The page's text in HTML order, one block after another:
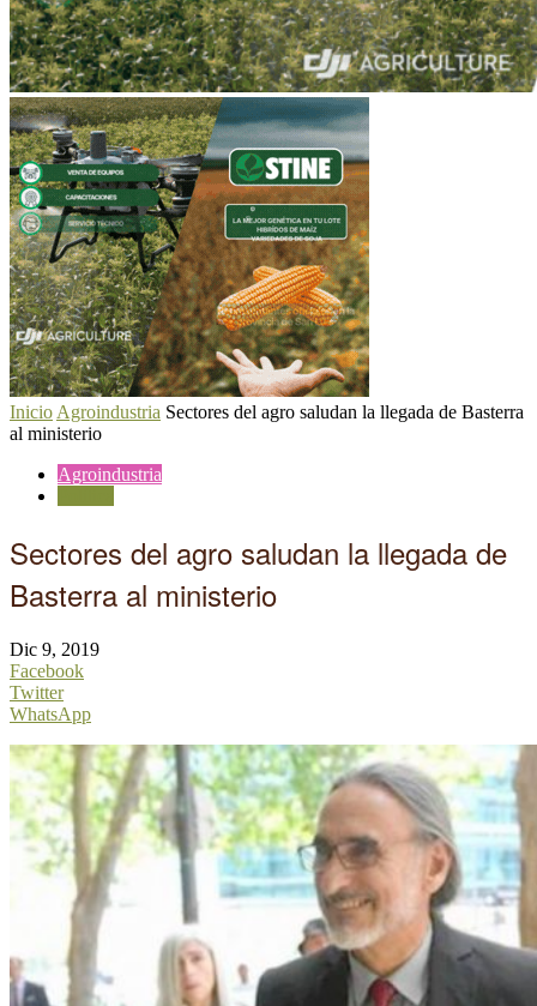
Inicio Agroindustria Sectores del agro saludan la llegada de Basterra
al ministerio
Agroindustria
Sectores del agro saludan la llegada de
Basterra al ministerio
Dic 9, 2019
Facebook
Twitter
WhatsApp